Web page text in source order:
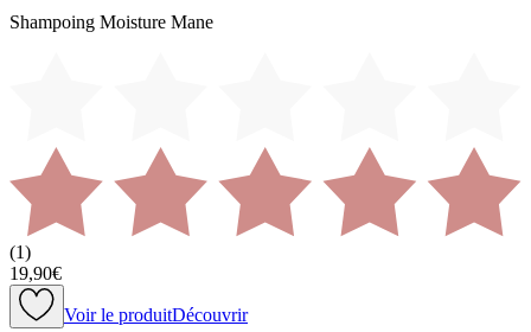
Shampoing Moisture Mane
(1)
19,90€
Voir le produitDécouvrir